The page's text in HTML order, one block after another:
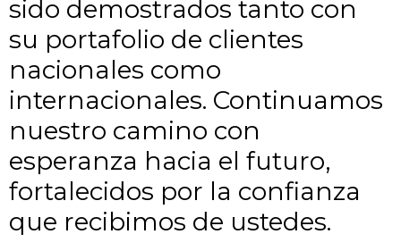
sido demostrados tanto con
su portafolio de clientes
nacionales como
internacionales. Continuamos
nuestro camino con
esperanza hacia el futuro,
fortalecidos por la confianza
que recibimos de ustedes.